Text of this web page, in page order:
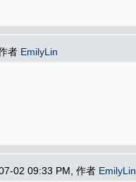
者 EmilyLin
02 09:33 PM, 作者 EmilyLin